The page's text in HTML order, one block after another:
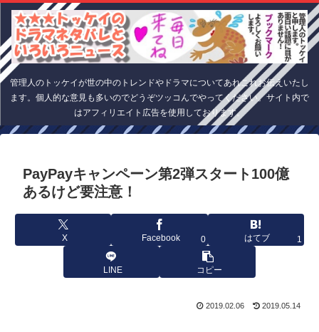
管理人のトッケイが世の中のトレンドやドラマについてあれこれお伝えいたし
ます。個人的な意見も多いのでどうぞツッコんでやってください。サイト内で
はアフィリエイト広告を使用しております。
PayPayキャンペーン第2弾スタート100億
あるけど要注意！
X Facebook 0 はてブ 1
LINE コピー
2019.02.06 2019.05.14